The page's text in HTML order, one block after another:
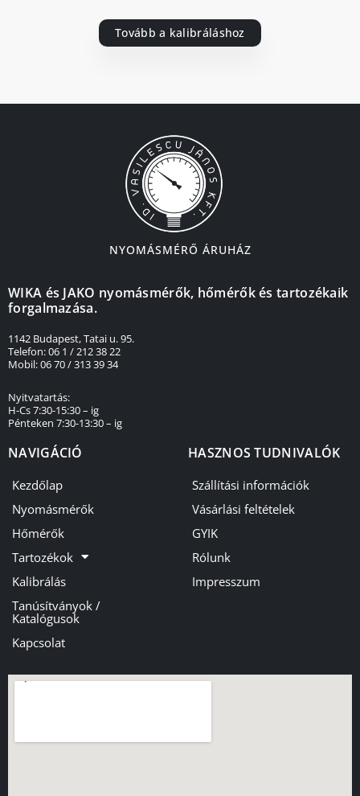
Tovább a kalibráláshoz
NYOMÁSMÉRŐ ÁRUHÁZ
WIKA és JAKO nyomásmérők, hőmérők és tartozékaik
forgalmazása.
1142 Budapest, Tatai u. 95.
Telefon: 06 1 / 212 38 22
Mobil: 06 70 / 313 39 34
Nyitvatartás:
H-Cs 7:30-15:30 – ig
Pénteken 7:30-13:30 – ig
NAVIGÁCIÓ
Kezdőlap
Nyomásmérők
Hőmérők
Tartozékok
Kalibrálás
Tanúsítványok /
Katalógusok
Kapcsolat
HASZNOS TUDNIVALÓK
Szállítási információk
Vásárlási feltételek
GYIK
Rólunk
Impresszum